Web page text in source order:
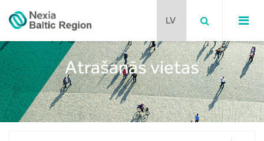
Igaunija
Latvija
Atrašanās vietas